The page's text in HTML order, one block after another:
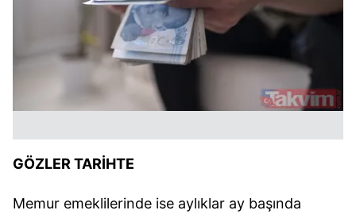
GÖZLER TARİHTE
Memur emeklilerinde ise aylıklar ay başında